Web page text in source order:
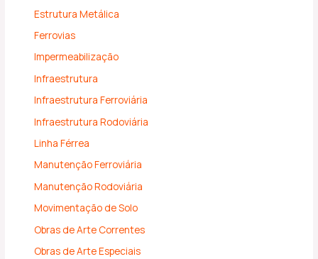
Estrutura Metálica
Ferrovias
Impermeabilização
Infraestrutura
Infraestrutura Ferroviária
Infraestrutura Rodoviária
Linha Férrea
Manutenção Ferroviária
Manutenção Rodoviária
Movimentação de Solo
Obras de Arte Correntes
Obras de Arte Especiais